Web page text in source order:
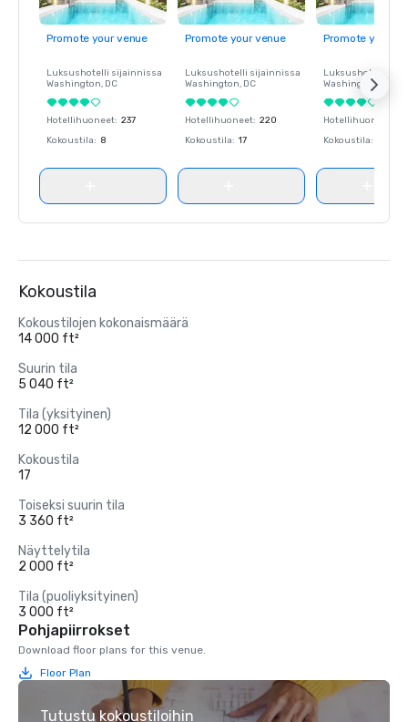
Promote your venue
Luksushotelli sijainnissa
Washington, DC
Hotellihuoneet: 237
Kokoustila: 8
Promote your venue
Luksushotelli sijainnissa
Washington, DC
Hotellihuoneet: 220
Kokoustila: 17
Promote your
Luksushotelli
Washington
Hotellihuoneet
Kokoustila:
Kokoustila
Kokoustilojen kokonaismäärä
14 000 ft²
Suurin tila
5 040 ft²
Tila (yksityinen)
12 000 ft²
Kokoustila
17
Toiseksi suurin tila
3 360 ft²
Näyttelytila
2 000 ft²
Tila (puoliyksityinen)
3 000 ft²
Pohjapiirrokset
Download floor plans for this venue.
Floor Plan
Tutustu kokoustiloihin